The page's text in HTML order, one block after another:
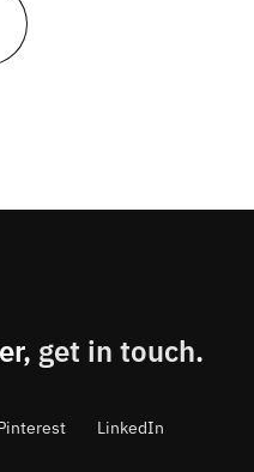
get in touch.
LinkedIn